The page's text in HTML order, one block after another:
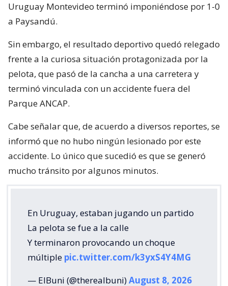
Uruguay Montevideo terminó imponiéndose por 1-0
a Paysandú.
Sin embargo, el resultado deportivo quedó relegado
frente a la curiosa situación protagonizada por la
pelota, que pasó de la cancha a una carretera y
terminó vinculada con un accidente fuera del
Parque ANCAP.
Cabe señalar que, de acuerdo a diversos reportes, se
informó que no hubo ningún lesionado por este
accidente. Lo único que sucedió es que se generó
mucho tránsito por algunos minutos.
En Uruguay, estaban jugando un partido
La pelota se fue a la calle
Y terminaron provocando un choque
múltiple pic.twitter.com/k3yxS4Y4MG
— ElBuni (@therealbuni)August 8, 2026